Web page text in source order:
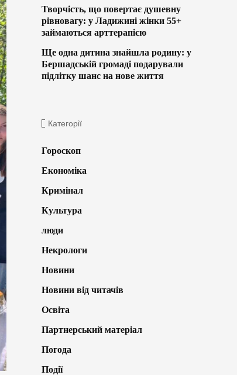
Творчість, що повертає душевну
рівновагу: у Ладижині жінки 55+
займаються арттерапією
Ще одна дитина знайшла родину: у
Бершадській громаді подарували
підлітку шанс на нове життя
Категорії
Гороскоп
Економіка
Кримінал
Культура
люди
Некрологи
Новини
Новини від читачів
Освіта
Партнерський матеріал
Погода
Події